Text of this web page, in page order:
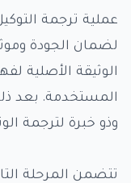
لضمان الجودة
الوثيقة الأصلية
المستخدمة. بعد
وذو خبرة لترجمة
تتضمن المرحلة